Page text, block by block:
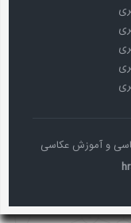
و آموزش عکاسی